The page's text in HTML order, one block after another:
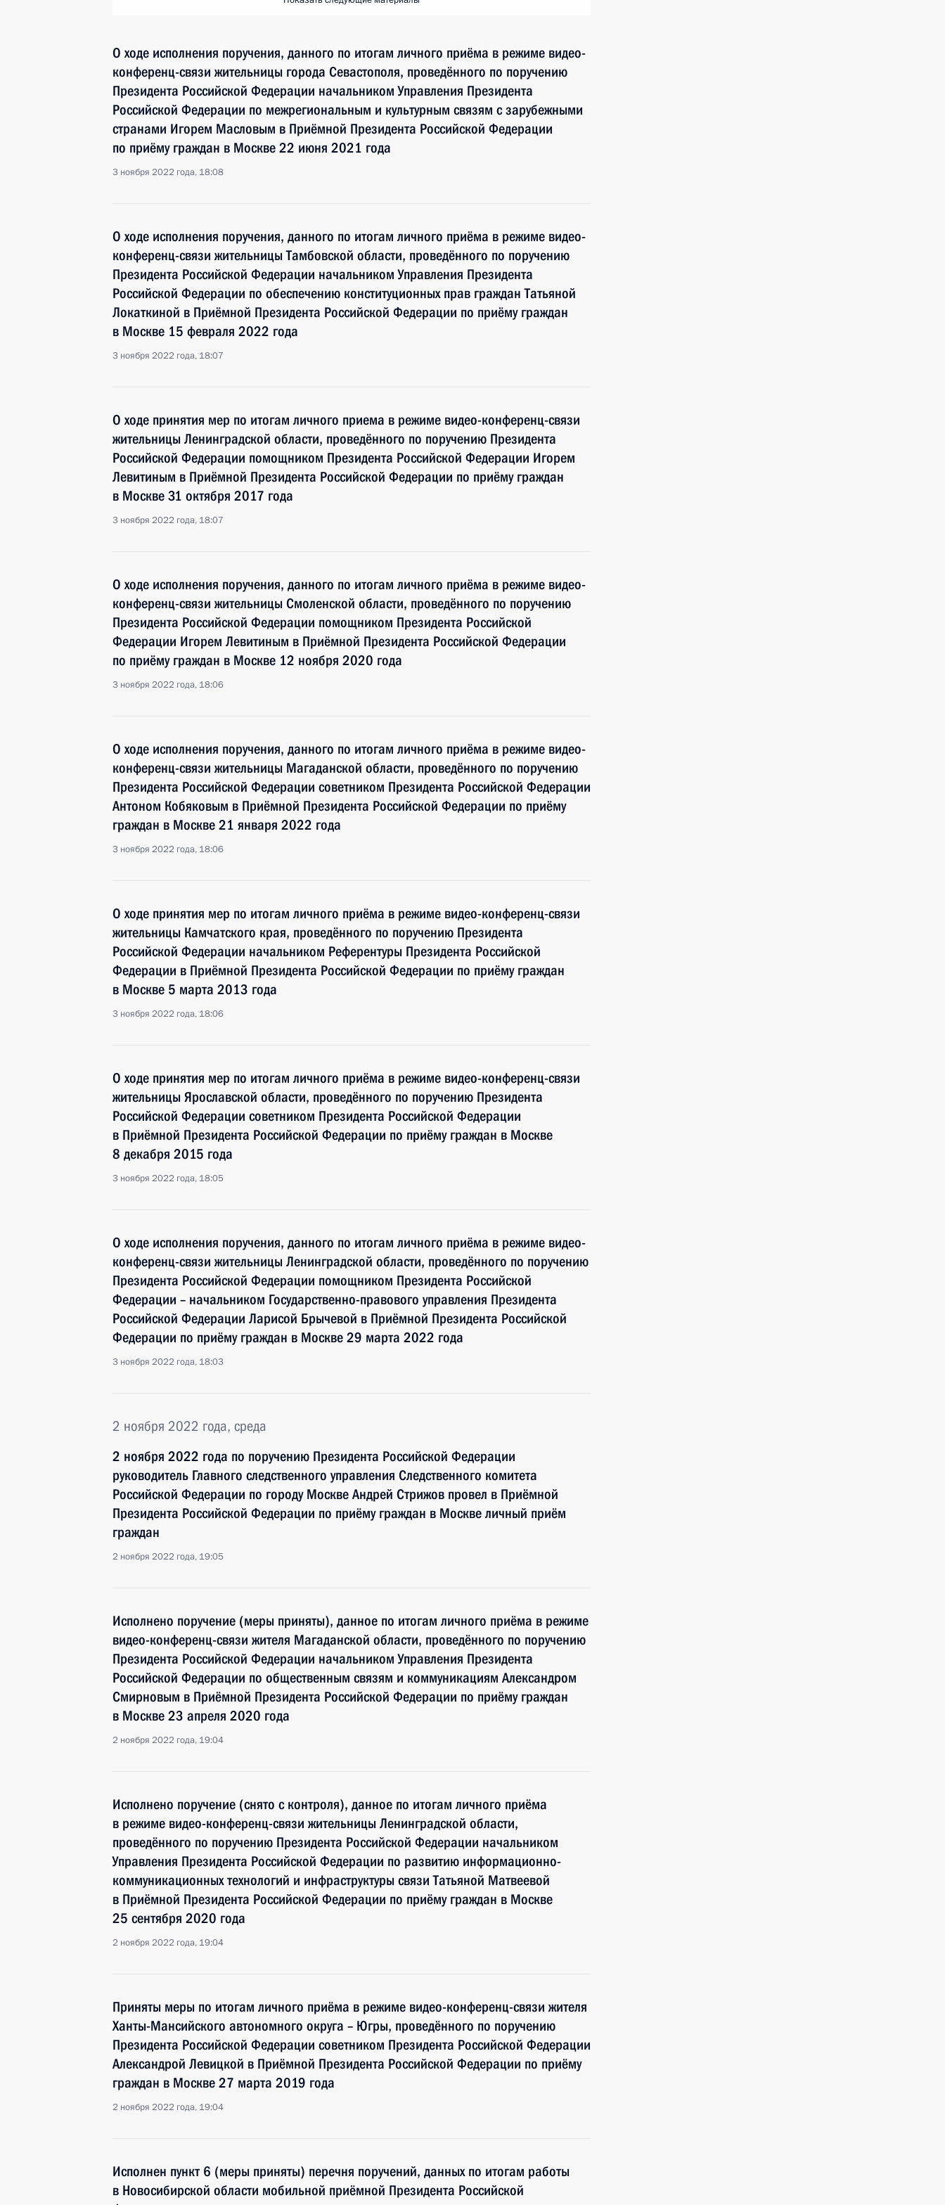
О ходе исполнения поручения, данного по итогам личного приёма в режиме видео-
конференц-связи жительницы города Севастополя, проведённого по поручению
Президента Российской Федерации начальником Управления Президента
Российской Федерации по межрегиональным и культурным связям с зарубежными
странами Игорем Масловым в Приёмной Президента Российской Федерации
по приёму граждан в Москве 22 июня 2021 года
3 ноября 2022 года, 18:08
О ходе исполнения поручения, данного по итогам личного приёма в режиме видео-
конференц-связи жительницы Тамбовской области, проведённого по поручению
Президента Российской Федерации начальником Управления Президента
Российской Федерации по обеспечению конституционных прав граждан Татьяной
Локаткиной в Приёмной Президента Российской Федерации по приёму граждан
в Москве 15 февраля 2022 года
3 ноября 2022 года, 18:07
О ходе принятия мер по итогам личного приема в режиме видео-конференц-связи
жительницы Ленинградской области, проведённого по поручению Президента
Российской Федерации помощником Президента Российской Федерации Игорем
Левитиным в Приёмной Президента Российской Федерации по приёму граждан
в Москве 31 октября 2017 года
3 ноября 2022 года, 18:07
О ходе исполнения поручения, данного по итогам личного приёма в режиме видео-
конференц-связи жительницы Смоленской области, проведённого по поручению
Президента Российской Федерации помощником Президента Российской
Федерации Игорем Левитиным в Приёмной Президента Российской Федерации
по приёму граждан в Москве 12 ноября 2020 года
3 ноября 2022 года, 18:06
О ходе исполнения поручения, данного по итогам личного приёма в режиме видео-
конференц-связи жительницы Магаданской области, проведённого по поручению
Президента Российской Федерации советником Президента Российской Федерации
Антоном Кобяковым в Приёмной Президента Российской Федерации по приёму
граждан в Москве 21 января 2022 года
3 ноября 2022 года, 18:06
О ходе принятия мер по итогам личного приёма в режиме видео-конференц-связи
жительницы Камчатского края, проведённого по поручению Президента
Российской Федерации начальником Референтуры Президента Российской
Федерации в Приёмной Президента Российской Федерации по приёму граждан
в Москве 5 марта 2013 года
3 ноября 2022 года, 18:06
О ходе принятия мер по итогам личного приёма в режиме видео-конференц-связи
жительницы Ярославской области, проведённого по поручению Президента
Российской Федерации советником Президента Российской Федерации
в Приёмной Президента Российской Федерации по приёму граждан в Москве
8 декабря 2015 года
3 ноября 2022 года, 18:05
О ходе исполнения поручения, данного по итогам личного приёма в режиме видео-
конференц-связи жительницы Ленинградской области, проведённого по поручению
Президента Российской Федерации помощником Президента Российской
Федерации – начальником Государственно-правового управления Президента
Российской Федерации Ларисой Брычевой в Приёмной Президента Российской
Федерации по приёму граждан в Москве 29 марта 2022 года
3 ноября 2022 года, 18:03
2 ноября 2022 года, среда
2 ноября 2022 года по поручению Президента Российской Федерации
руководитель Главного следственного управления Следственного комитета
Российской Федерации по городу Москве Андрей Стрижов провел в Приёмной
Президента Российской Федерации по приёму граждан в Москве личный приём
граждан
2 ноября 2022 года, 19:05
Исполнено поручение (меры приняты), данное по итогам личного приёма в режиме
видео-конференц-связи жителя Магаданской области, проведённого по поручению
Президента Российской Федерации начальником Управления Президента
Российской Федерации по общественным связям и коммуникациям Александром
Смирновым в Приёмной Президента Российской Федерации по приёму граждан
в Москве 23 апреля 2020 года
2 ноября 2022 года, 19:04
Исполнено поручение (снято с контроля), данное по итогам личного приёма
в режиме видео-конференц-связи жительницы Ленинградской области,
проведённого по поручению Президента Российской Федерации начальником
Управления Президента Российской Федерации по развитию информационно-
коммуникационных технологий и инфраструктуры связи Татьяной Матвеевой
в Приёмной Президента Российской Федерации по приёму граждан в Москве
25 сентября 2020 года
2 ноября 2022 года, 19:04
Приняты меры по итогам личного приёма в режиме видео-конференц-связи жителя
Ханты-Мансийского автономного округа – Югры, проведённого по поручению
Президента Российской Федерации советником Президента Российской Федерации
Александрой Левицкой в Приёмной Президента Российской Федерации по приёму
граждан в Москве 27 марта 2019 года
2 ноября 2022 года, 19:04
Исполнен пункт 6 (меры приняты) перечня поручений, данных по итогам работы
в Новосибирской области мобильной приёмной Президента Российской